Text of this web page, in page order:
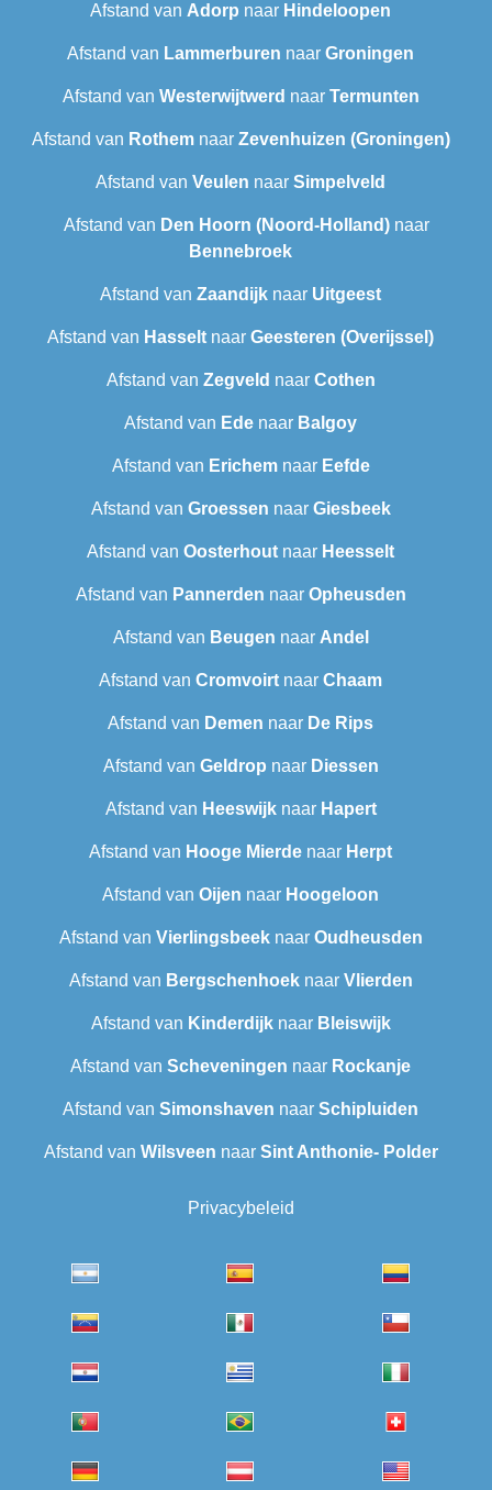
Afstand van Adorp naar Hindeloopen
Afstand van Lammerburen naar Groningen
Afstand van Westerwijtwerd naar Termunten
Afstand van Rothemnaar Zevenhuizen (Groningen)
Afstand van Veulen naar Simpelveld
Afstand van Den Hoorn (Noord-Holland)naar
Bennebroek
Afstand van Zaandijk naar Uitgeest
Afstand van Hasselt naar Geesteren (Overijssel)
Afstand van Zegveld naar Cothen
Afstand van Ede naar Balgoy
Afstand van Erichemnaar Eefde
Afstand van Groessen naar Giesbeek
Afstand van Oosterhout naar Heesselt
Afstand van Pannerden naar Opheusden
Afstand van Beugen naar Andel
Afstand van Cromvoirt naar Chaam
Afstand van Demen naar De Rips
Afstand van Geldrop naar Diessen
Afstand van Heeswijknaar Hapert
Afstand van Hooge Mierde naar Herpt
Afstand van Oijen naar Hoogeloon
Afstand van Vierlingsbeeknaar Oudheusden
Afstand van Bergschenhoeknaar Vlierden
Afstand van Kinderdijknaar Bleiswijk
Afstand van Scheveningen‎ naar Rockanje
Afstand van Simonshaven naar Schipluiden
Afstand van Wilsveen‎ naar Sint Anthonie- Polder
Privacybeleid